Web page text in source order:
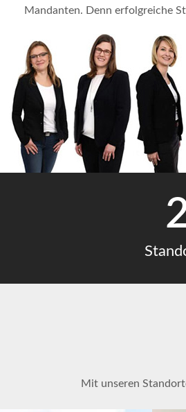
Mandanten. Denn erfolgreiche
Mit unseren